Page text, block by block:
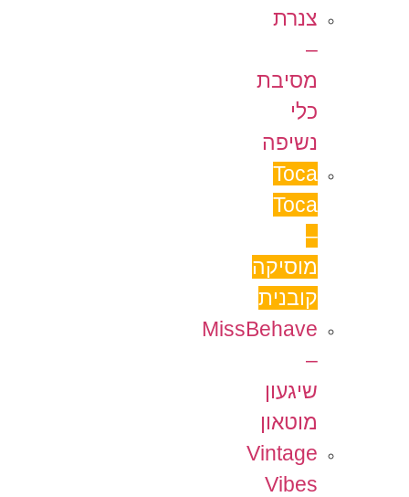
צנרת
–
מסיבת
כלי
נשיפה
Toca
Toca
–
מוסיקה
קובנית
MissBehave
–
שיגעון
מוטאון
Vintage
Vibes